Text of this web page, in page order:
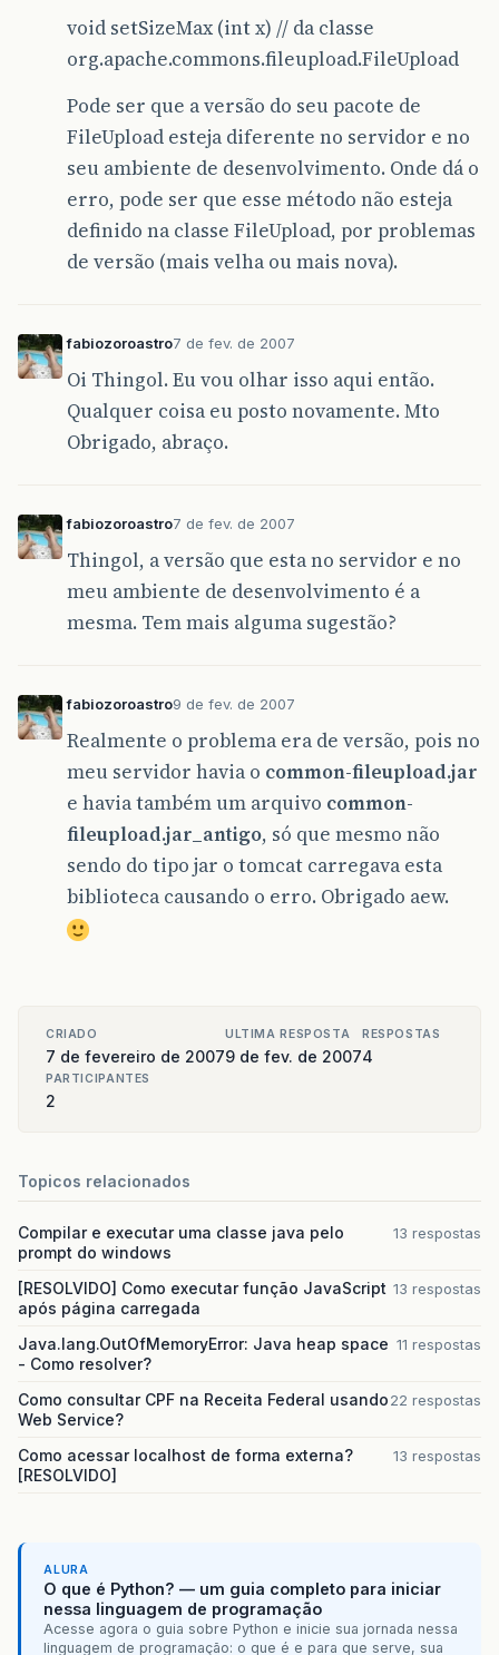
void setSizeMax (int x) // da classe
org.apache.commons.fileupload.FileUpload
Pode ser que a versão do seu pacote de
FileUpload esteja diferente no servidor e no
seu ambiente de desenvolvimento. Onde dá o
erro, pode ser que esse método não esteja
definido na classe FileUpload, por problemas
de versão (mais velha ou mais nova).
fabiozoroastro7 de fev. de 2007
Oi Thingol. Eu vou olhar isso aqui então.
Qualquer coisa eu posto novamente. Mto
Obrigado, abraço.
fabiozoroastro7 de fev. de 2007
Thingol, a versão que esta no servidor e no
meu ambiente de desenvolvimento é a
mesma. Tem mais alguma sugestão?
fabiozoroastro9 de fev. de 2007
Realmente o problema era de versão, pois no
meu servidor havia o common-fileupload.jar
e havia também um arquivo common-
fileupload.jar_antigo, só que mesmo não
sendo do tipo jar o tomcat carregava esta
biblioteca causando o erro. Obrigado aew.
CRIADO
7 de fevereiro de 2007
ULTIMA RESPOSTA
9 de fev. de 2007
RESPOSTAS
4
PARTICIPANTES
2
Topicos relacionados
Compilar e executar uma classe java pelo
prompt do windows
13 respostas
[RESOLVIDO] Como executar função JavaScript
após página carregada
13 respostas
Java.lang.OutOfMemoryError: Java heap space
- Como resolver?
11 respostas
Como consultar CPF na Receita Federal usando
Web Service?
22 respostas
Como acessar localhost de forma externa?
[RESOLVIDO]
13 respostas
ALURA
O que é Python? — um guia completo para iniciar
nessa linguagem de programação
Acesse agora o guia sobre Python e inicie sua jornada nessa
linguagem de programação: o que é e para que serve, sua